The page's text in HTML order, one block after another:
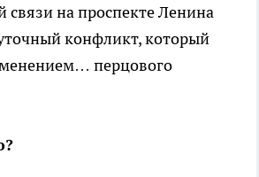
связи на проспекте Ленина
конфликт, который
перцового